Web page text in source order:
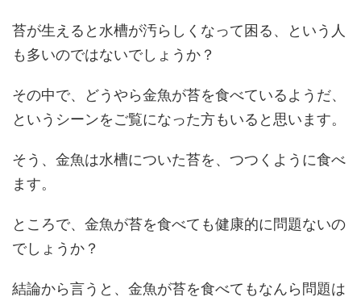
苔が生えると水槽が汚らしくなって困る、という人
も多いのではないでしょうか？
その中で、どうやら金魚が苔を食べているようだ、
というシーンをご覧になった方もいると思います。
そう、金魚は水槽についた苔を、つつくように食べ
ます。
ところで、金魚が苔を食べても健康的に問題ないの
でしょうか？
結論から言うと、金魚が苔を食べてもなんら問題は